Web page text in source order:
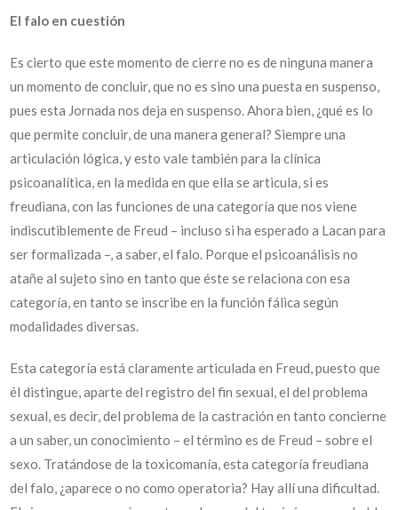
El falo en cuestión
Es cierto que este momento de cierre no es de ninguna manera
un momento de concluir, que no es sino una puesta en suspenso,
pues esta Jornada nos deja en suspenso. Ahora bien, ¿qué es lo
que permite concluir, de una manera general? Siempre una
articulación lógica, y esto vale también para la clínica
psicoanalítica, en la medida en que ella se articula, si es
freudiana, con las funciones de una categoría que nos viene
indiscutiblemente de Freud – incluso si ha esperado a Lacan para
ser formalizada –, a saber, el falo. Porque el psicoanálisis no
atañe al sujeto sino en tanto que éste se relaciona con esa
categoría, en tanto se inscribe en la función fálica según
modalidades diversas.
Esta categoría está claramente articulada en Freud, puesto que
él distingue, aparte del registro del fin sexual, el del problema
sexual, es decir, del problema de la castración en tanto concierne
a un saber, un conocimiento – el término es de Freud – sobre el
sexo. Tratándose de la toxicomanía, esta categoría freudiana
del falo, ¿aparece o no como operatoria? Hay allí una dificultad.